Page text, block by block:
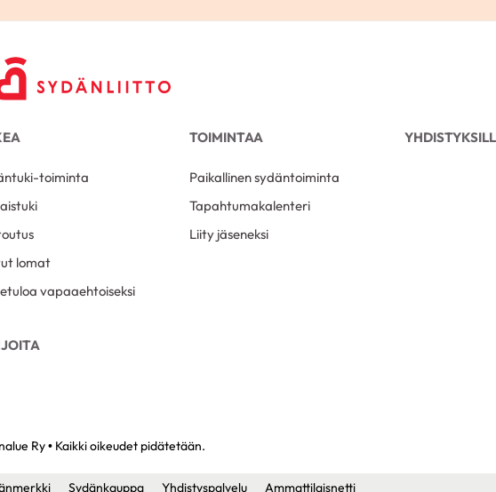
toiminta
lomat
vapaaehtoiseksi
TOIMINTAA
Paikallinen sydäntoiminta
Tapahtumakalenteri
Liity jäseneksi
Ry • Kaikki oikeudet pidätetään.
Sydänkauppa Yhdistyspalvelu Ammattilaisnetti